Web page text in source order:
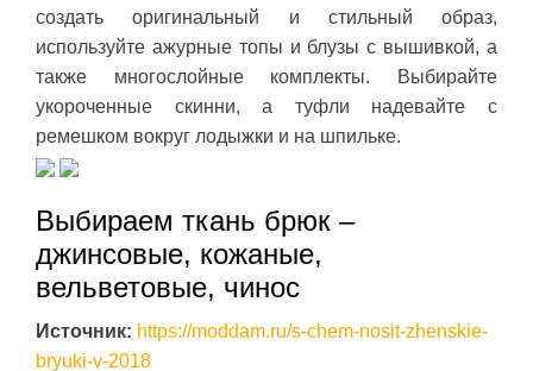
создать оригинальный и стильный образ,
используйте ажурные топы и блузы с вышивкой, а
также многослойные комплекты. Выбирайте
укороченные скинни, а туфли надевайте с
ремешком вокруг лодыжки и на шпильке.
Выбираем ткань брюк –
джинсовые, кожаные,
вельветовые, чинос
Источник: https://moddam.ru/s-chem-nosit-zhenskie-
bryuki-v-2018